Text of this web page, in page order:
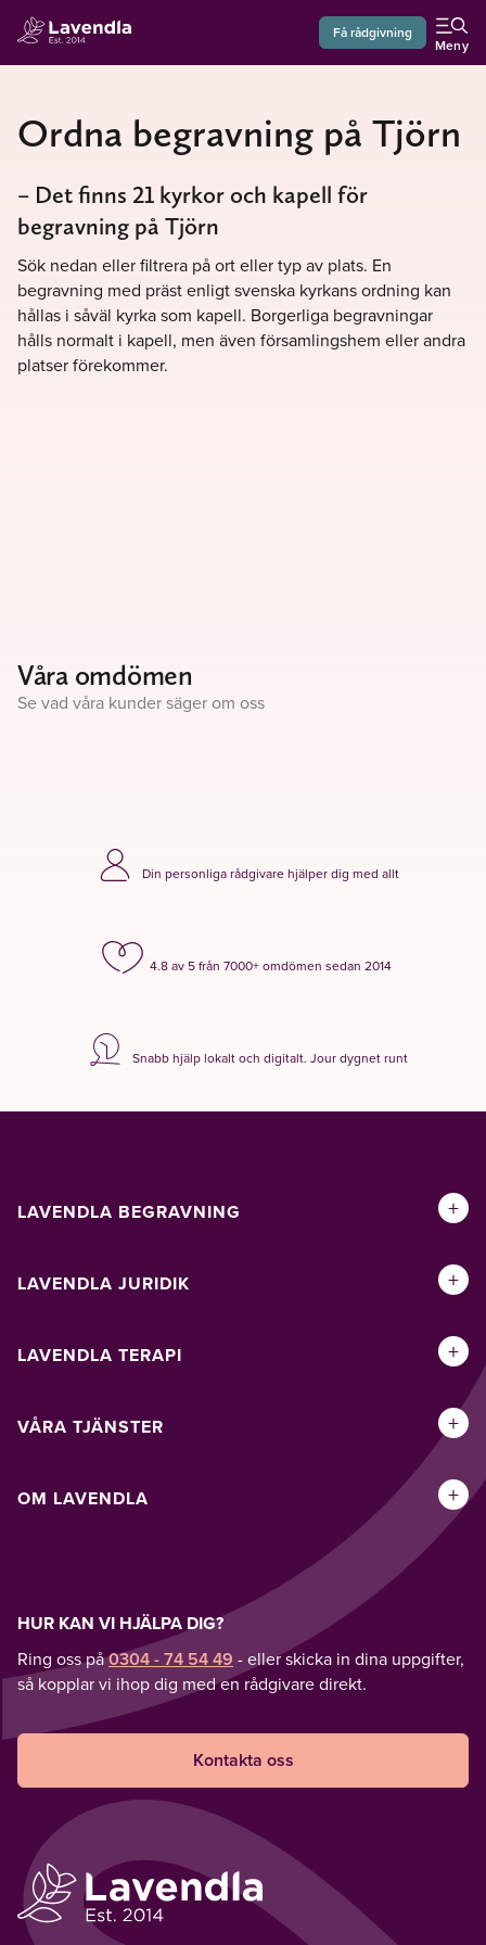
Få rådgivning
Meny
Ordna begravning på Tjörn
– Det finns 21 kyrkor och kapell för
begravning på Tjörn
Sök nedan eller filtrera på ort eller typ av plats. En
begravning med präst enligt svenska kyrkans ordning kan
hållas i såväl kyrka som kapell. Borgerliga begravningar
hålls normalt i kapell, men även församlingshem eller andra
platser förekommer.
Våra omdömen
Se vad våra kunder säger om oss
Din personliga rådgivare hjälper dig med allt
4.8 av 5 från 7000+ omdömen sedan 2014
Snabb hjälp lokalt och digitalt. Jour dygnet runt
LAVENDLA BEGRAVNING +
LAVENDLA JURIDIK +
LAVENDLA TERAPI +
VÅRA TJÄNSTER +
OM LAVENDLA +
HUR KAN VI HJÄLPA DIG?
Ring oss på0304 - 74 54 49 - eller skicka in dina uppgifter,
så kopplar vi ihop dig med en rådgivare direkt.
Kontakta oss